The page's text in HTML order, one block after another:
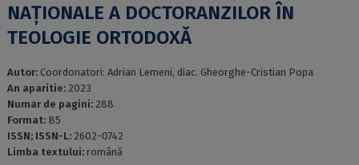
NAȚIONALE A DOCTORANZILOR ÎN
TEOLOGIE ORTODOXĂ
Autor: Coordonatori: Adrian Lemeni, diac. Gheorghe-Cristian Popa
An aparitie: 2023
Numar de pagini: 288
Format: B5
ISSN; ISSN-L: 2602-0742
Limba textului: română